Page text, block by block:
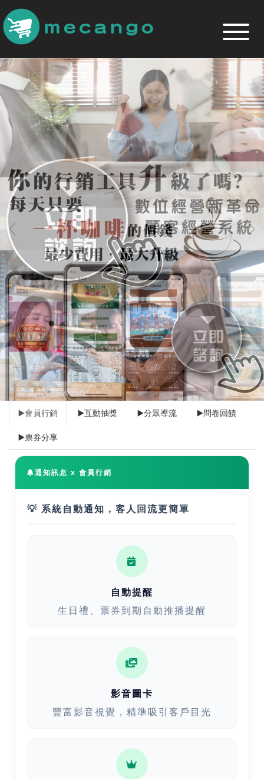
到
主
要
內
容
▶️會員行銷 ▶️互動抽獎 ▶️分眾導流 ▶️問卷回饋
▶️票券分享
通知訊息 x 會員行銷
💡 系統自動通知，客人回流更簡單
自動提醒
生日禮、票券到期自動推播提醒
影音圖卡
豐富影音視覺，精準吸引客戶目光